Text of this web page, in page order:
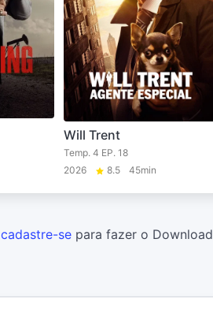
Will Trent
Temp. 4 EP. 18
2026
8.5 45min
cadastre-se para fazer o Download